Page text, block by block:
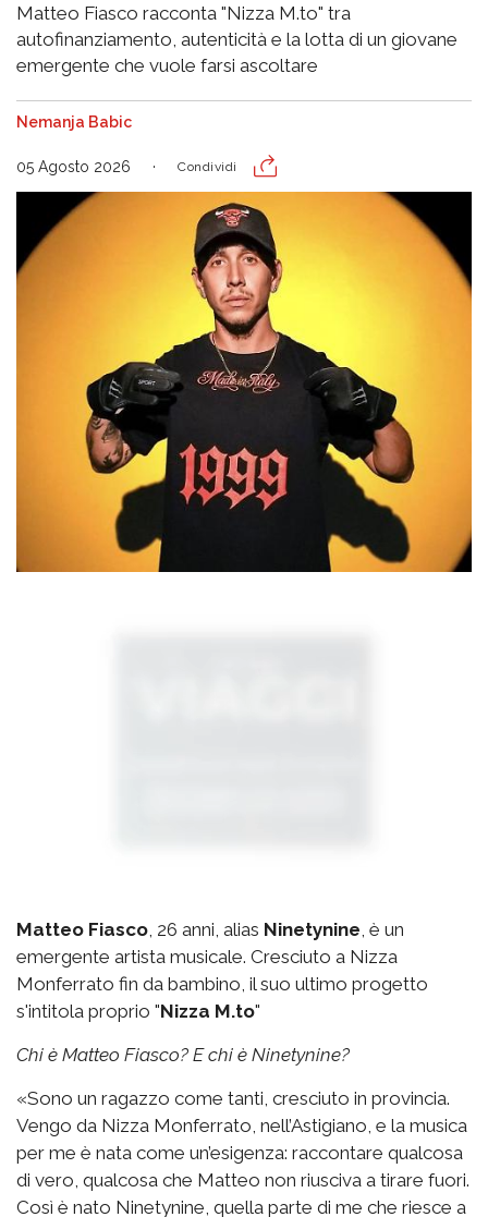
Matteo Fiasco racconta "Nizza M.to" tra
autofinanziamento, autenticità e la lotta di un giovane
emergente che vuole farsi ascoltare
Nemanja Babic
05 Agosto 2026 Condividi
Matteo Fiasco , 26 anni, alias Ninetynine , è un
emergente artista musicale. Cresciuto a Nizza
Monferrato fin da bambino, il suo ultimo progetto
s'intitola proprio "Nizza M.to"
Chi è Matteo Fiasco? E chi è Ninetynine?
«Sono un ragazzo come tanti, cresciuto in provincia.
Vengo da Nizza Monferrato, nell’Astigiano, e la musica
per me è nata come un’esigenza: raccontare qualcosa
di vero, qualcosa che Matteo non riusciva a tirare fuori.
Così è nato Ninetynine, quella parte di me che riesce a